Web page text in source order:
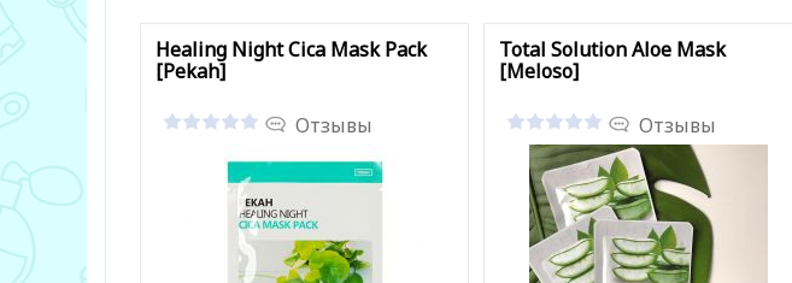
Healing Night Cica Mask Pack
[Pekah]
Отзывы
Total Solution Aloe Mask
[Meloso]
Отзывы